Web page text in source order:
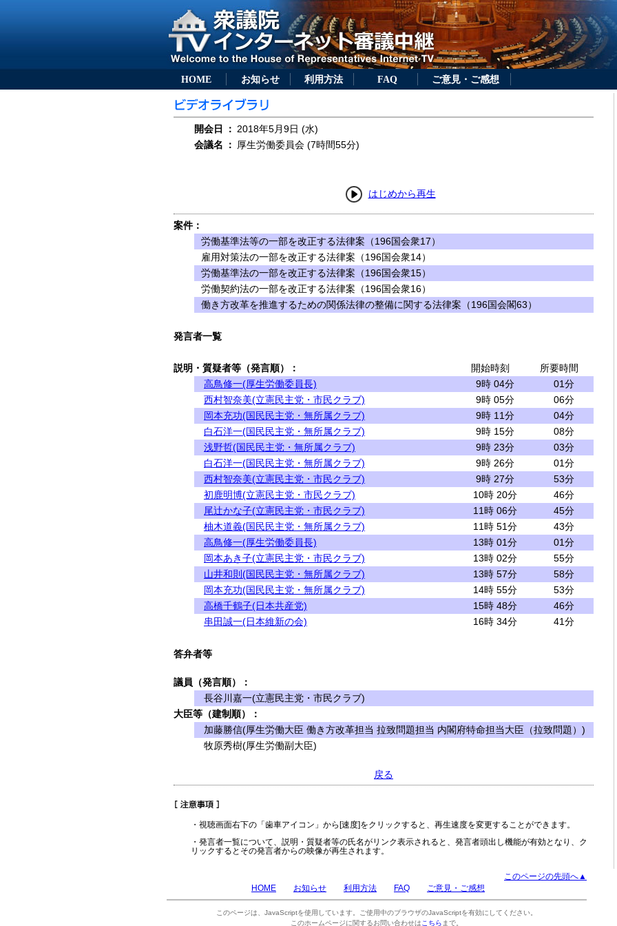
HOME お知らせ 利用方法 FAQ ご意見・ご感想
開会日 ： 2018年5月9日 (水)
会議名
： 厚生労働委員会 (7時間55分)
はじめから再生
案件：
労働基準法等の一部を改正する法律案（196国会衆17）
雇用対策法の一部を改正する法律案（196国会衆14）
労働基準法の一部を改正する法律案（196国会衆15）
労働契約法の一部を改正する法律案（196国会衆16）
働き方改革を推進するための関係法律の整備に関する法律案（196国会閣63）
発言者一覧
説明・質疑者等（発言順）： 開始時刻
所要時間
高鳥修一(厚生労働委員長)
9時 04分
01分
西村智奈美(立憲民主党・市民クラブ)
9時 05分
06分
岡本充功(国民民主党・無所属クラブ)
9時 11分
04分
白石洋一(国民民主党・無所属クラブ)
9時 15分
08分
浅野哲(国民民主党・無所属クラブ)
9時 23分
03分
白石洋一(国民民主党・無所属クラブ)
9時 26分
01分
西村智奈美(立憲民主党・市民クラブ)
9時 27分
53分
初鹿明博(立憲民主党・市民クラブ)
10時 20分
46分
尾辻かな子(立憲民主党・市民クラブ)
11時 06分
45分
柚木道義(国民民主党・無所属クラブ)
11時 51分
43分
高鳥修一(厚生労働委員長)
13時 01分
01分
岡本あき子(立憲民主党・市民クラブ)
13時 02分
55分
山井和則(国民民主党・無所属クラブ)
13時 57分
58分
岡本充功(国民民主党・無所属クラブ)
14時 55分
53分
高橋千鶴子(日本共産党)
15時 48分
46分
串田誠一(日本維新の会)
16時 34分 41分
答弁者等
議員（発言順）：
長谷川嘉一(立憲民主党・市民クラブ)
大臣等（建制順）：
加藤勝信(厚生労働大臣 働き方改革担当 拉致問題担当 内閣府特命担当大臣（拉致問題）)
牧原秀樹(厚生労働副大臣)
戻る
・視聴画面右下の「歯車アイコン」から[速度]をクリックすると、再生速度を変更することができます。
・発言者一覧について、説明・質疑者等の氏名がリンク表示されると、発言者頭出し機能が有効となり、ク
リックするとその発言者からの映像が再生されます。
このページの先頭へ▲
HOME
お知らせ 利用方法 FAQ ご意見・ご感想
このページは、JavaScriptを使用しています。ご使用中のブラウザのJavaScriptを有効にしてください。
このホームページに関するお問い合わせは こちら まで。